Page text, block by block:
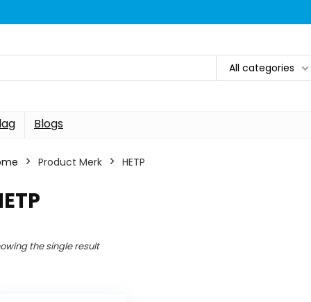
All categories
Blogs
Product Merk HETP
the single result